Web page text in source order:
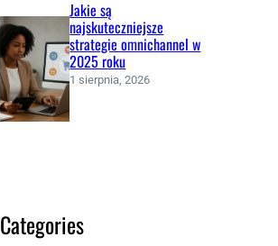
Jakie są
najskuteczniejsze
strategie omnichannel w
2025 roku
1 sierpnia, 2026
Categories